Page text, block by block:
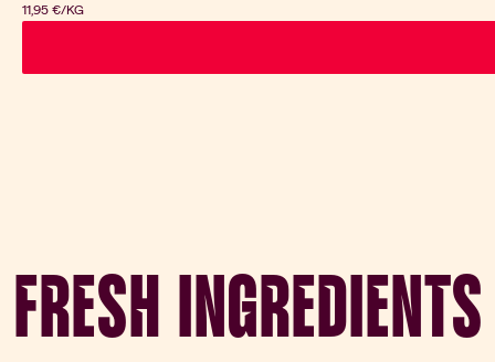
11,95 €/KG
Fresh Ingredients